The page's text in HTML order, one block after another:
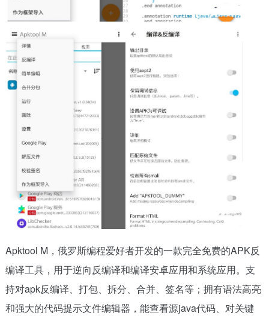
Apktool M，俄罗斯编程爱好者开发的一款完全免费的APK反
编译工具，用于逆向反编译和编译安卓应用和系统应用。支
持对apk反编译、打包、拆分、合并、签名等；拥有语法高亮
和强大的代码提示文件编辑器，能查看源java代码、对关键